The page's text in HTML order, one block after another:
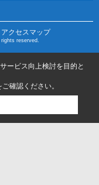
アクセスマップ
reserved.
ービス向上検討を目的と
ご確認ください。